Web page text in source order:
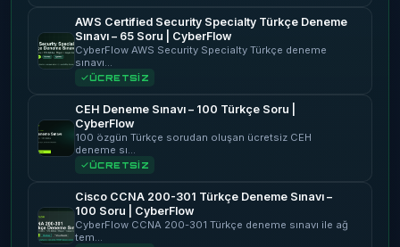
AWS Certified Security Specialty Türkçe Deneme
Sınavı – 65 Soru | CyberFlow
CyberFlow AWS Security Specialty Türkçe deneme
sınavı…
ÜCRETSİZ
CEH Deneme Sınavı – 100 Türkçe Soru |
CyberFlow
100 özgün Türkçe sorudan oluşan ücretsiz CEH
deneme sı…
ÜCRETSİZ
Cisco CCNA 200-301 Türkçe Deneme Sınavı –
100 Soru | CyberFlow
CyberFlow CCNA 200-301 Türkçe deneme sınavı ile ağ
tem…